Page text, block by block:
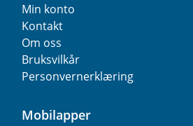
Min konto
Kontakt
Om oss
Bruksvilkår
Personvernerklæring
Mobilapper